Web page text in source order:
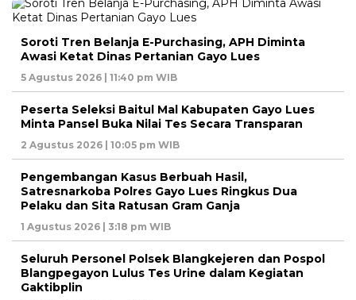
Soroti Tren Belanja E-Purchasing, APH Diminta
Awasi Ketat Dinas Pertanian Gayo Lues
5 Agustus 2026 | 11:40 pm WIB
Peserta Seleksi Baitul Mal Kabupaten Gayo Lues
Minta Pansel Buka Nilai Tes Secara Transparan
2 Agustus 2026 | 10:05 pm WIB
Pengembangan Kasus Berbuah Hasil,
Satresnarkoba Polres Gayo Lues Ringkus Dua
Pelaku dan Sita Ratusan Gram Ganja
1 Agustus 2026 | 3:18 pm WIB
Seluruh Personel Polsek Blangkejeren dan Pospol
Blangpegayon Lulus Tes Urine dalam Kegiatan
Gaktibplin